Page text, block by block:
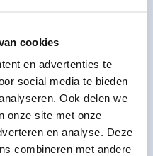
cookies
en advertenties te
social media te bieden
Ook delen we
onze site met onze
en analyse. Deze
combineren met andere